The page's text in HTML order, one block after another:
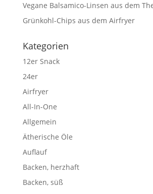
Vegane Balsamico-Linsen aus dem
Grünkohl-Chips aus dem Airfryer
Kategorien
12er Snack
24er
Airfryer
All-In-One
Allgemein
Ätherische Öle
Auflauf
Backen, herzhaft
Backen, süß